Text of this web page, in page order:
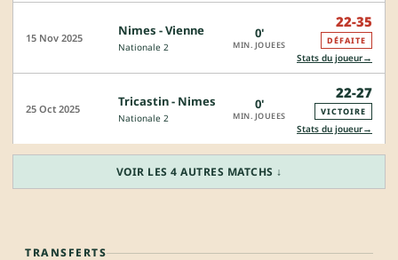
15 Nov 2025 Nimes - Vienne
Nationale 2
0'
MIN. JOUEES
22-35
DÉFAITE
Stats du joueur→
25 Oct 2025 Tricastin - Nimes
Nationale 2
0'
MIN. JOUEES
22-27
VICTOIRE
Stats du joueur→
VOIR LES 4 AUTRES MATCHS ↓
TRANSFERTS